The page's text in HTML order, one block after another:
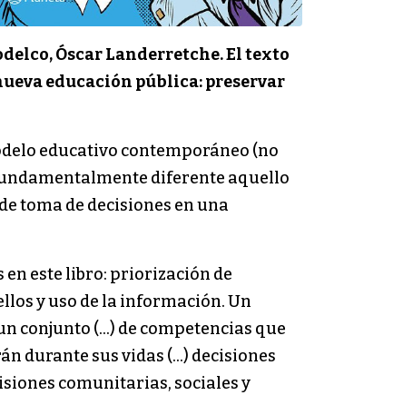
Óscar Landerretche. El texto
educación pública: preservar
educativo contemporáneo (no
diferente aquello
toma de decisiones en una
en este libro: priorización de
y uso de la información. Un
conjunto (…) de competencias que
durante sus vidas (…) decisiones
comunitarias, sociales y